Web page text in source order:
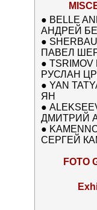
● BELLE
АНДРЕЙ
●
ПАВЕЛ
● TSRIMOV
РУСЛАН
● YAN
ЯН
●
ДМИТРИЙ
●
СЕРГЕЙ
FOTO